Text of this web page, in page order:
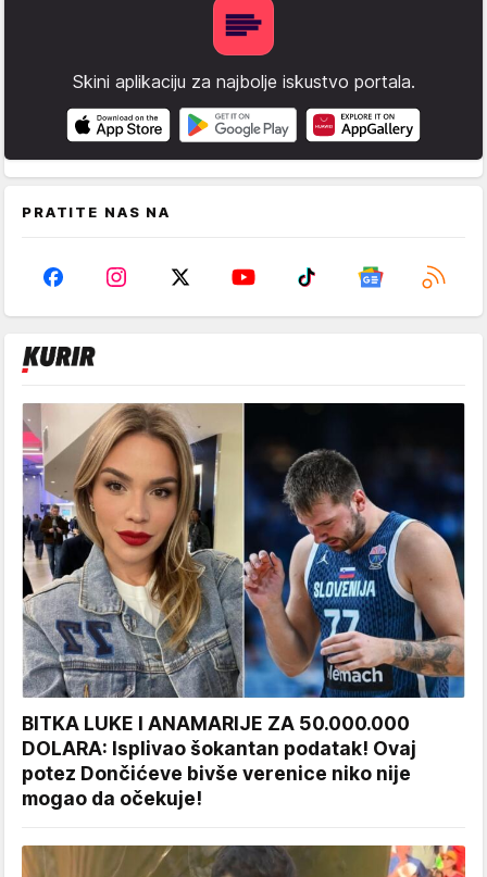
Skini aplikaciju za najbolje iskustvo portala.
PRATITE NAS NA
BITKA LUKE I ANAMARIJE ZA 50.000.000
DOLARA: Isplivao šokantan podatak! Ovaj
potez Dončićeve bivše verenice niko nije
mogao da očekuje!